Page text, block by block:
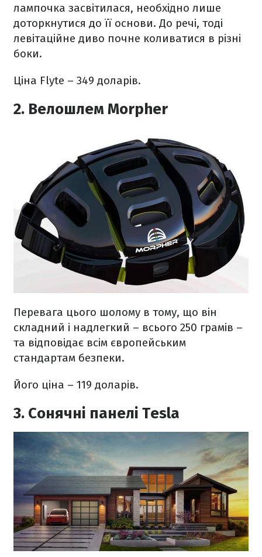
лампочка засвітилася, необхідно лише
доторкнутися до її основи. До речі, тоді
левітаційне диво почне коливатися в різні
боки.
Ціна Flyte – 349 доларів.
2. Велошлем Morpher
Перевага цього шолому в тому, що він
складний і надлегкий – всього 250 грамів –
та відповідає всім європейським
стандартам безпеки.
Його ціна – 119 доларів.
3. Сонячні панелі Tesla